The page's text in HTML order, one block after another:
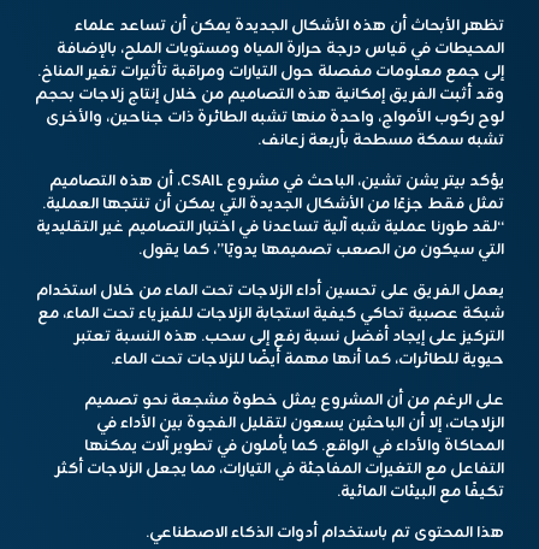
تظهر الأبحاث أن هذه الأشكال الجديدة يمكن أن تساعد علماء
المحيطات في قياس درجة حرارة المياه ومستويات الملح، بالإضافة
إلى جمع معلومات مفصلة حول التيارات ومراقبة تأثيرات تغير المناخ.
وقد أثبت الفريق إمكانية هذه التصاميم من خلال إنتاج زلاجات بحجم
لوح ركوب الأمواج، واحدة منها تشبه الطائرة ذات جناحين، والأخرى
تشبه سمكة مسطحة بأربعة زعانف.
يؤكد بيتر يشن تشين، الباحث في مشروع CSAIL، أن هذه التصاميم
تمثل فقط جزءًا من الأشكال الجديدة التي يمكن أن تنتجها العملية.
“لقد طورنا عملية شبه آلية تساعدنا في اختبار التصاميم غير التقليدية
التي سيكون من الصعب تصميمها يدويًا”، كما يقول.
يعمل الفريق على تحسين أداء الزلاجات تحت الماء من خلال استخدام
شبكة عصبية تحاكي كيفية استجابة الزلاجات للفيزياء تحت الماء، مع
التركيز على إيجاد أفضل نسبة رفع إلى سحب. هذه النسبة تعتبر
حيوية للطائرات، كما أنها مهمة أيضًا للزلاجات تحت الماء.
على الرغم من أن المشروع يمثل خطوة مشجعة نحو تصميم
الزلاجات، إلا أن الباحثين يسعون لتقليل الفجوة بين الأداء في
المحاكاة والأداء في الواقع. كما يأملون في تطوير آلات يمكنها
التفاعل مع التغيرات المفاجئة في التيارات، مما يجعل الزلاجات أكثر
تكيفًا مع البيئات المائية.
هذا المحتوى تم باستخدام أدوات الذكاء الاصطناعي.